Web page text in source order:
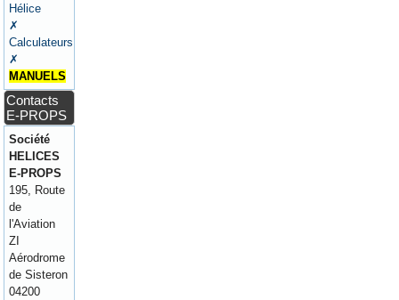
Hélice
✗
Calculateurs
✗
MANUELS
Contacts
E-PROPS
Société
HELICES
E-PROPS
195, Route
de
l'Aviation
ZI
Aérodrome
de Sisteron
04200